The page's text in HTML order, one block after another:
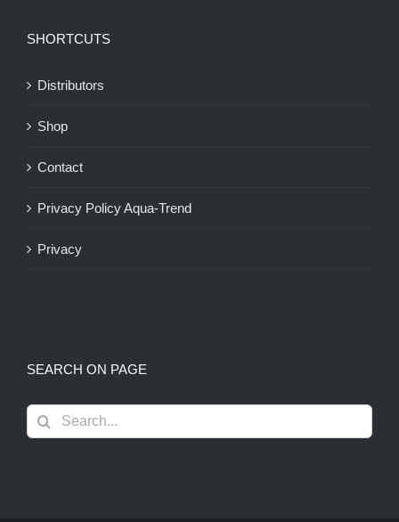
SHORTCUTS
Distributors
Shop
Contact
Privacy Policy Aqua-Trend
Privacy
SEARCH ON PAGE
Search
for: